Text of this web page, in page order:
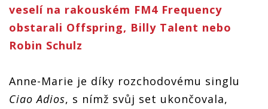
veselí na rakouském FM4 Frequency
obstarali Offspring, Billy Talent nebo
Robin Schulz
Anne-Marie je díky rozchodovému singlu
Ciao Adios, s nímž svůj set ukončovala,